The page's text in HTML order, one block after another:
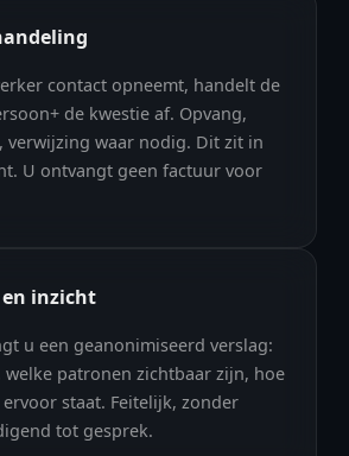
contact opneemt, handelt de
de kwestie af. Opvang,
verwijzing waar nodig. Dit zit in
U ontvangt geen factuur voor
en inzicht
u een geanonimiseerd verslag:
welke patronen zichtbaar zijn, hoe
staat. Feitelijk, zonder
tot gesprek.